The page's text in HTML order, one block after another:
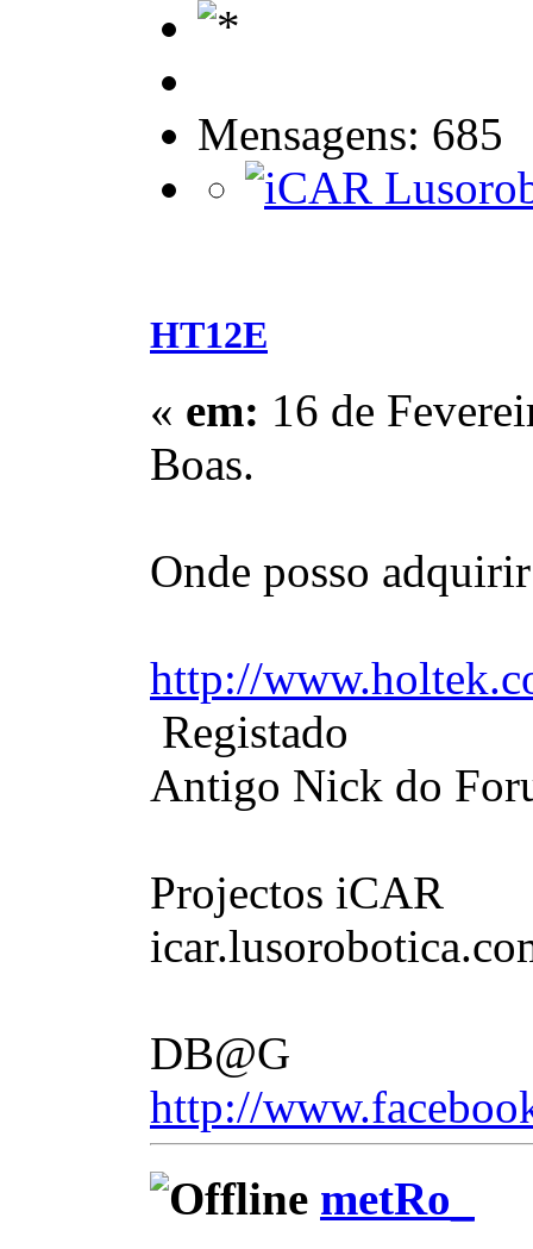
Mensagens: 685
HT12E
« em: 16 de
Boas.
Onde posso
http://
Registado
Antigo Nick do
Projectos iCAR
DB@G
http://
metRo_